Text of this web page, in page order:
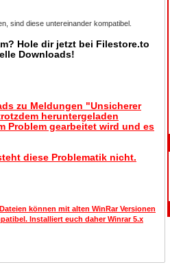
sind diese untereinander kompatibel.
Hole dir jetzt bei Filestore.to
Downloads!
zu Meldungen "Unsicherer
heruntergeladen
Problem gearbeitet wird und es
diese Problematik nicht.
können mit alten WinRar Versionen
Installiert euch daher Winrar 5.x